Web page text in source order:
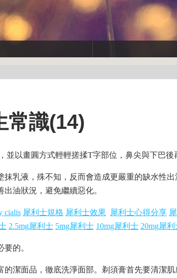
常識(14)
以畫圓方式輕輕搓揉T字部位，鼻尖與下巴後
乳液，殊不知，反而會造成更嚴重的缺水性
油狀況，避免繼續惡化。
cialis 犀利士規格 犀利士效果 犀利士心得分享
2.5mg犀利士 5mg犀利士 10mg犀利士 20mg犀利
的。
潔面品，徹底洗淨面部。剃須膏首先要清潔肌